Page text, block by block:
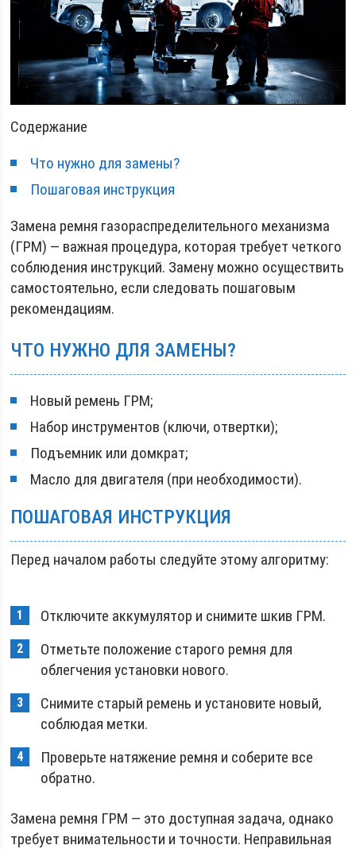
Содержание
Что нужно для замены?
Пошаговая инструкция
Замена ремня газораспределительного механизма
(ГРМ) — важная процедура, которая требует четкого
соблюдения инструкций. Замену можно осуществить
самостоятельно, если следовать пошаговым
рекомендациям.
ЧТО НУЖНО ДЛЯ ЗАМЕНЫ?
Новый ремень ГРМ;
Набор инструментов (ключи, отвертки);
Подъемник или домкрат;
Масло для двигателя (при необходимости).
ПОШАГОВАЯ ИНСТРУКЦИЯ
Перед началом работы следуйте этому алгоритму:
Отключите аккумулятор и снимите шкив ГРМ.
Отметьте положение старого ремня для
облегчения установки нового.
Снимите старый ремень и установите новый,
соблюдая метки.
Проверьте натяжение ремня и соберите все
обратно.
Замена ремня ГРМ — это доступная задача, однако
требует внимательности и точности. Неправильная